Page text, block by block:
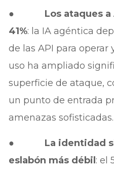
● Los ataques a
41%: la IA agéntica
de las API para operar
uso ha ampliado
superficie de ataque,
un punto de entrada
amenazas sofisticadas.
●
La identidad
eslabón más débil: el